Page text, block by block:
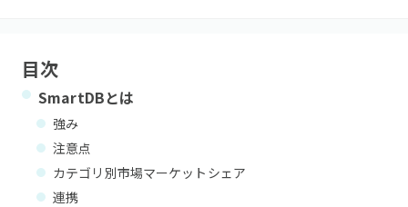
目次
SmartDBとは
強み
注意点
カテゴリ別市場マーケットシェア
連携